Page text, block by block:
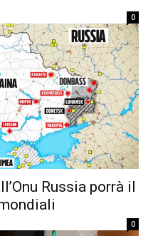
0
Russia porrà il
0